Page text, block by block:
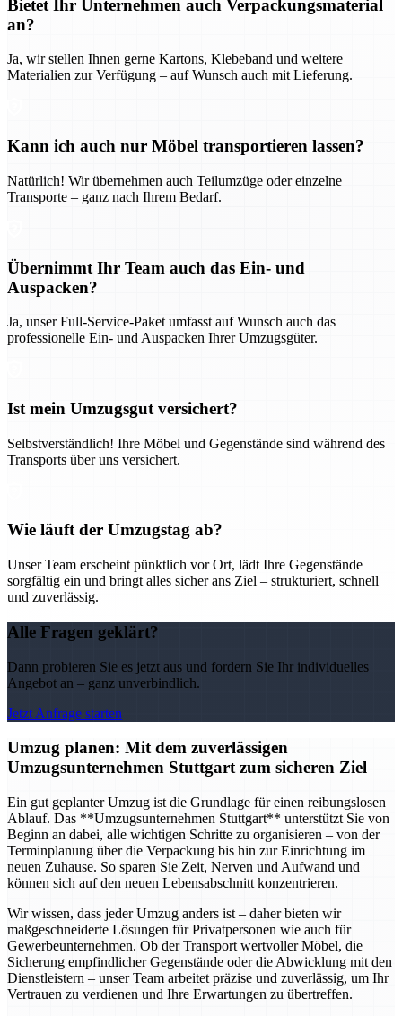
Bietet Ihr Unternehmen auch Verpackungsmaterial
an?
Ja, wir stellen Ihnen gerne Kartons, Klebeband und weitere
Materialien zur Verfügung – auf Wunsch auch mit Lieferung.
Kann ich auch nur Möbel transportieren lassen?
Natürlich! Wir übernehmen auch Teilumzüge oder einzelne
Transporte – ganz nach Ihrem Bedarf.
Übernimmt Ihr Team auch das Ein- und
Auspacken?
Ja, unser Full-Service-Paket umfasst auf Wunsch auch das
professionelle Ein- und Auspacken Ihrer Umzugsgüter.
Ist mein Umzugsgut versichert?
Selbstverständlich! Ihre Möbel und Gegenstände sind während des
Transports über uns versichert.
Wie läuft der Umzugstag ab?
Unser Team erscheint pünktlich vor Ort, lädt Ihre Gegenstände
sorgfältig ein und bringt alles sicher ans Ziel – strukturiert, schnell
und zuverlässig.
Alle Fragen geklärt?
Dann probieren Sie es jetzt aus und fordern Sie Ihr individuelles
Angebot an – ganz unverbindlich.
Jetzt Anfrage starten
Umzug planen: Mit dem zuverlässigen
Umzugsunternehmen Stuttgart zum sicheren Ziel
Ein gut geplanter Umzug ist die Grundlage für einen reibungslosen
Ablauf. Das **Umzugsunternehmen Stuttgart** unterstützt Sie von
Beginn an dabei, alle wichtigen Schritte zu organisieren – von der
Terminplanung über die Verpackung bis hin zur Einrichtung im
neuen Zuhause. So sparen Sie Zeit, Nerven und Aufwand und
können sich auf den neuen Lebensabschnitt konzentrieren.
Wir wissen, dass jeder Umzug anders ist – daher bieten wir
maßgeschneiderte Lösungen für Privatpersonen wie auch für
Gewerbeunternehmen. Ob der Transport wertvoller Möbel, die
Sicherung empfindlicher Gegenstände oder die Abwicklung mit den
Dienstleistern – unser Team arbeitet präzise und zuverlässig, um Ihr
Vertrauen zu verdienen und Ihre Erwartungen zu übertreffen.